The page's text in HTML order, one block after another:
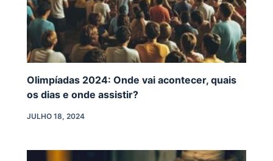
Olimpíadas 2024: Onde vai acontecer, quais
os dias e onde assistir?
JULHO 18, 2024